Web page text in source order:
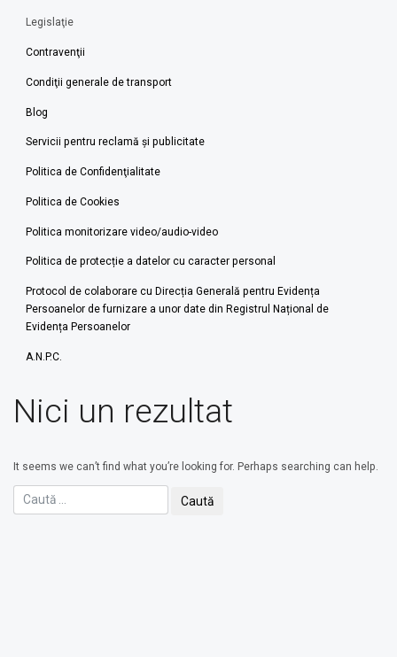
Legislaţie
Contravenţii
Condiţii generale de transport
Blog
Servicii pentru reclamă și publicitate
Politica de Confidenţialitate
Politica de Cookies
Politica monitorizare video/audio-video
Politica de protecție a datelor cu caracter personal
Protocol de colaborare cu Direcția Generală pentru Evidența
Persoanelor de furnizare a unor date din Registrul Național de
Evidența Persoanelor
A.N.P.C.
Nici un rezultat
It seems we can’t find what you’re looking for. Perhaps searching can help.